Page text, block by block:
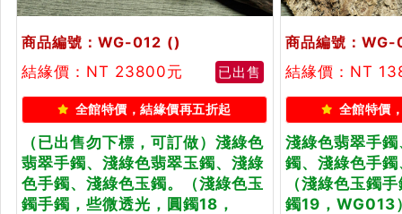
商品編號：WG-012 ()
結緣價：NT 23800元
已出售
全館特價，結緣價再五折起
（已出售勿下標，可訂做）淺綠色
翡翠手鐲、淺綠色翡翠玉鐲、淺綠
色手鐲、淺綠色玉鐲。（淺綠色玉
鐲手鐲，些微透光，圓鐲18，
商品編號：
結緣價：NT
全館特價
淺綠色翡翠手
鐲、淺綠色手
（淺綠色玉鐲
鐲19，WG013